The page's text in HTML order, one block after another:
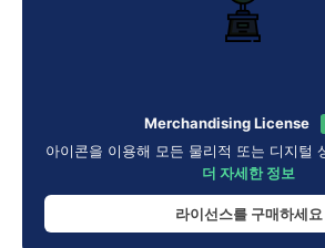
Merchandising License
아이콘을 이용해 모든 물리적 또는 디지털
더 자세한 정보
라이선스를 구매하세요